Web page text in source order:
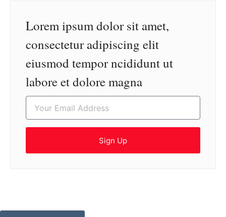
Lorem ipsum dolor sit amet,
consectetur adipiscing elit
eiusmod tempor ncididunt ut
labore et dolore magna
Sign Up